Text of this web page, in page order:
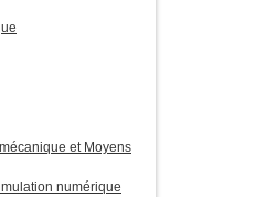
et Moyens
numérique